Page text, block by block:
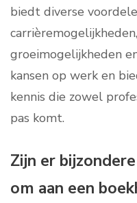
biedt diverse
groeimogelijkheden
kansen op werk en
kennis die zowel
pas komt.
Zijn er
om aan een